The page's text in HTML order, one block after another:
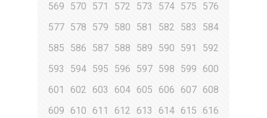
569
570 571 572 573 574 575
576
577 578 579 580 581 582 583
584
585
586 587 588 589 590 591
592
593
594 595 596 597 598 599
600
601
602 603 604 605 606 607 608
609
610 611 612 613 614 615
616